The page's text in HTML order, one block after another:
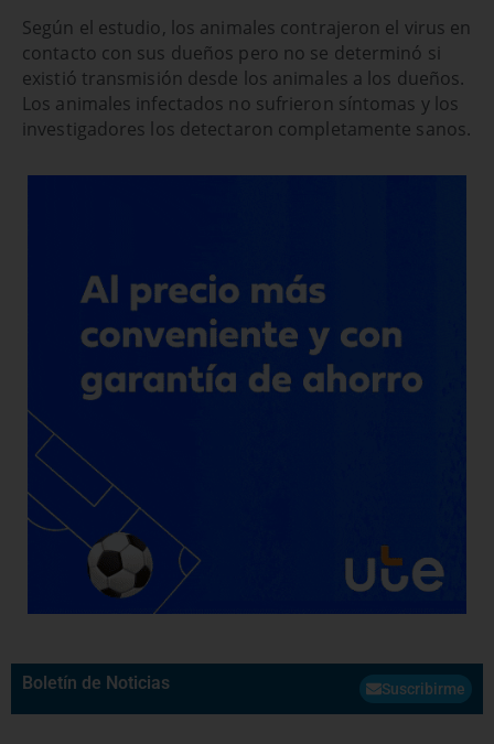
Según el estudio, los animales contrajeron el virus en
contacto con sus dueños pero no se determinó si
existió transmisión desde los animales a los dueños.
Los animales infectados no sufrieron síntomas y los
investigadores los detectaron completamente sanos.
Boletín de Noticias Suscribirme